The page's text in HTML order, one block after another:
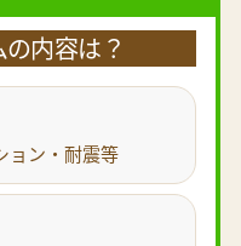
内容は？
ョン・耐震等